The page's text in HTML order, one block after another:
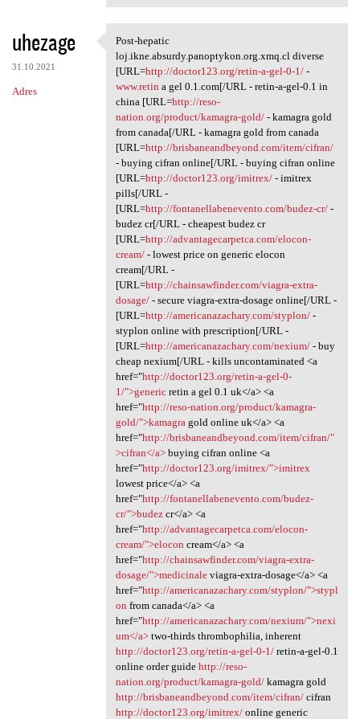
uhezage
31.10.2021
Adres
Post-hepatic loj.ikne.absurdy
Post-hepatic
loj.ikne.absurdy.panoptykon.org.xmq.cl diverse
[URL=http://doctor123.org/retin-a-gel-0-1/-
www.retin a gel 0.1.com[/URL - retin-a-gel-0.1 in
china [URL=http://reso-
nation.org/product/kamagra-gold/- kamagra gold
from canada[/URL - kamagra gold from canada
[URL=http://brisbaneandbeyond.com/item/cifran/
- buying cifran online[/URL - buying cifran online
[URL=http://doctor123.org/imitrex/- imitrex
pills[/URL -
[URL=http://fontanellabenevento.com/budez-cr/-
budez cr[/URL - cheapest budez cr
[URL=http://advantagecarpetca.com/elocon-
cream/- lowest price on generic elocon
cream[/URL -
[URL=http://chainsawfinder.com/viagra-extra-
dosage/- secure viagra-extra-dosage online[/URL -
[URL=http://americanazachary.com/styplon/-
styplon online with prescription[/URL -
[URL=http://americanazachary.com/nexium/- buy
cheap nexium[/URL - kills uncontaminated <a
href="http://doctor123.org/retin-a-gel-0-
1/">genericretin a gel 0.1 uk</a> <a
href="http://reso-nation.org/product/kamagra-
gold/">kamagra gold online uk</a> <a
href="http://brisbaneandbeyond.com/item/cifran/"
>cifran</a>buying cifran online <a
href="http://doctor123.org/imitrex/">imitrex
lowest price</a> <a
href="http://fontanellabenevento.com/budez-
cr/">budezcr</a> <a
href="http://advantagecarpetca.com/elocon-
cream/">elocon cream</a> <a
href="http://chainsawfinder.com/viagra-extra-
dosage/">medicinaleviagra-extra-dosage</a> <a
href="http://americanazachary.com/styplon/">stypl
on from canada</a> <a
href="http://americanazachary.com/nexium/">nexi
um</a>two-thirds thrombophilia, inherent
http://doctor123.org/retin-a-gel-0-1/retin-a-gel-0.1
online order guide http://reso-
nation.org/product/kamagra-gold/kamagra gold
http://brisbaneandbeyond.com/item/cifran/cifran
http://doctor123.org/imitrex/online generic